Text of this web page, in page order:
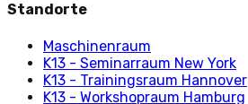
Standorte
Maschinenraum
K13 - Seminarraum New York
K13 - Trainingsraum Hannover
K13 - Workshopraum Hamburg